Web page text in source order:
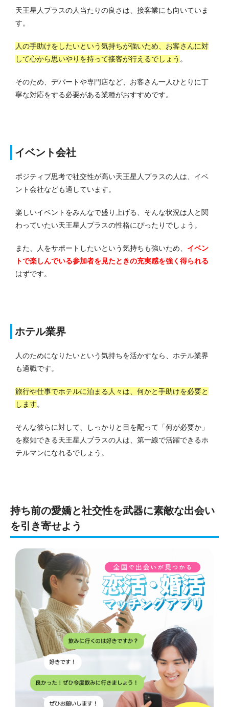
天王星人プラスの人当たりの良さは、接客業にも向いていま
す。
人の手助けをしたいという気持ちが強いため、お客さんに対
して心から思いやりを持って接客が行えるでしょう 。
そのため、デパートや専門店など、お客さん一人ひとりに丁
寧な対応をする必要がある業種がおすすめです。
イベント会社
ポジティブ思考で社交性が高い天王星人プラスの人は、イベ
ント会社なども適しています。
楽しいイベントをみんなで盛り上げる、そんな状況は人と関
わっていたい天王星人プラスの性格にぴったりでしょう。
また、人をサポートしたいという気持ちも強いため、 イベン
トで楽しんでいる参加者を見たときの充実感を強く得られる
はずです。
ホテル業界
人のためになりたいという気持ちを活かすなら、ホテル業界
も適職です。
旅行や仕事でホテルに泊まる人々は、何かと手助けを必要と
します。
そんな彼らに対して、しっかりと目を配って「何が必要か」
を察知できる天王星人プラスの人は、第一線で活躍できるホ
テルマンになれるでしょう。
持ち前の愛嬌と社交性を武器に素敵な出会い
を引き寄せよう